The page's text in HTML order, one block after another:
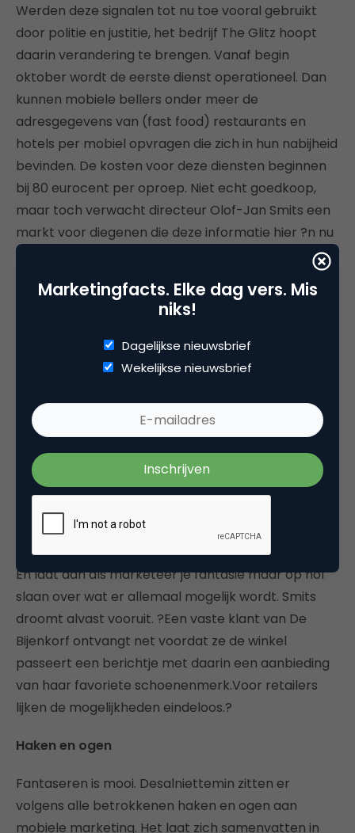
Werden deze signalen tot nu toe vooral gebruikt
door politie en justitie, het bedrijf The Glitz hoopt
daarin verandering te brengen. Vanaf begin
oktober wordt de eerste dienst operationeel. Dan
kunnen mobiele bellers onder meer de
adresgegevens van (fast food) restaurants en
hotels per mobiel opvragen die zich in hun nabijheid
bevinden. De kosten voor deze diensten beginnen
bij 80 eurocent per oproep. Niet echt goedkoop,
maar toch verwacht directeur Olof-Jan Smits een
markt voor diegenen die deze informatie hier ?n nu
willen.
Naast deze mobiel-naar-database-techniek is er
de mobiel-naar-mobiel-techniek. Een van de
toepassingen die daarvoor is bedacht, is het mobiel
daten. Veel wil Smits er nog niet over kwijt, maar
het komt erop neer dat de partner van je dromen
uiteindelijk toch om de hoek van de straat blijkt te
wonen, en dat je daarachter komt, omdat zij ook bij
deze eerste diensten allemaal nog berusten op het
pull marketingprincipe ? de gebruiker moet immers
zelf een oproep doen ? is de techniek geen sta-in-
de-weg voor pushmarketing.
En laat dan als marketeer je fantasie maar op hol
slaan over wat er allemaal mogelijk wordt. Smits
droomt alvast vooruit. ?Een vaste klant van De
Bijenkorf ontvangt net voordat ze de winkel
passeert een berichtje met daarin een aanbieding
van haar favoriete schoenenmerk.Voor retailers
lijken de mogelijkheden eindeloos.?
Haken en ogen
Fantaseren is mooi. Desalniettemin zitten er
volgens alle betrokkenen haken en ogen aan
mobiele marketing. Het laat zich samenvatten in
Marketingfacts. Elke dag vers. Mis
niks!
Dagelijkse nieuwsbrief
Wekelijkse nieuwsbrief